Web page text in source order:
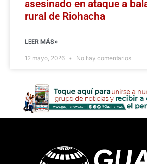
asesinado en ataque a
rural de Riohacha
LEER MÁS»
12 mayo, 2026 No hay comentarios